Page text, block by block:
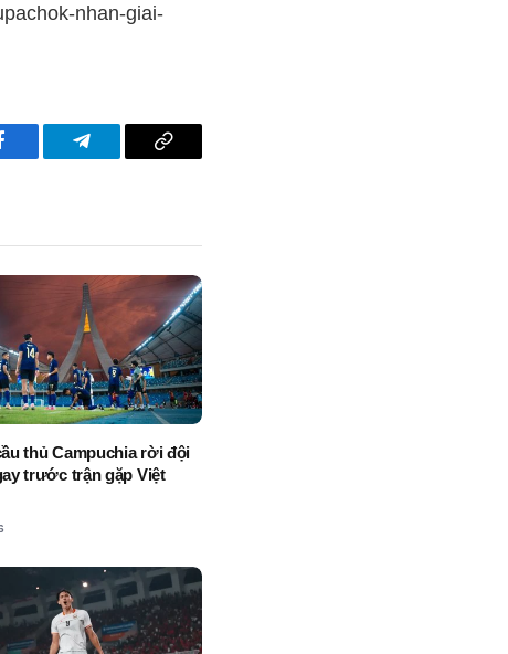
nhan-giai-
Telegram Copy
thủ Campuchia rời đội
trước trận gặp Việt